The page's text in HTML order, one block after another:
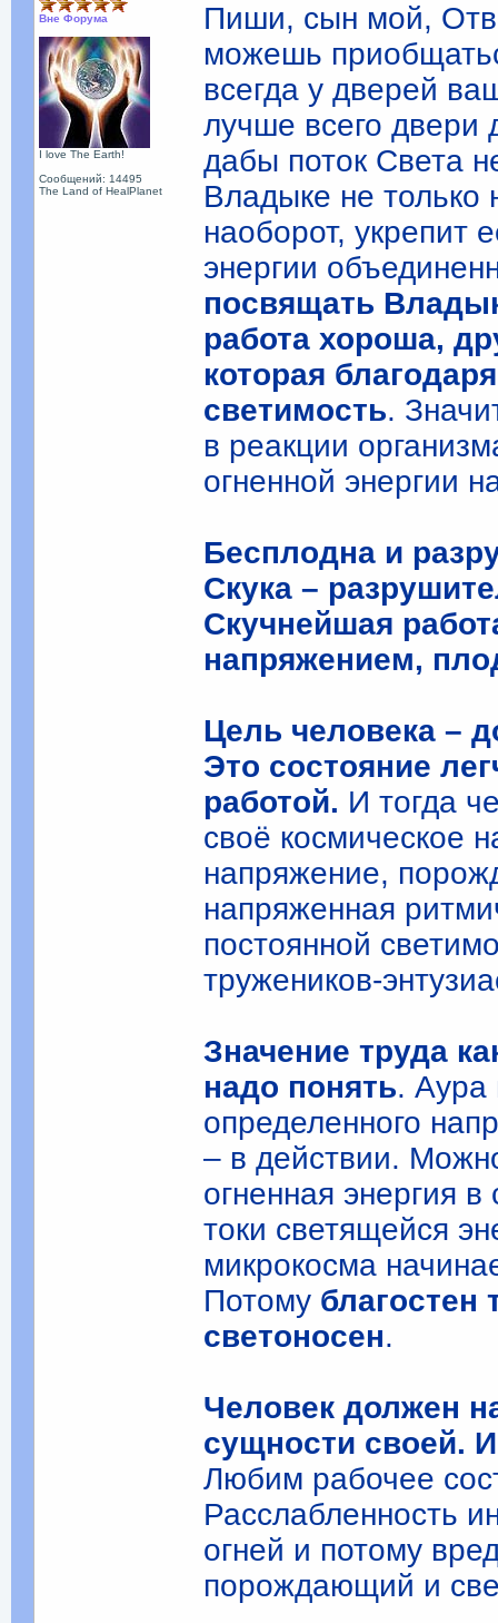
Вне Форума
I love The Earth!
Сообщений: 14495
The Land of HealPlanet
Пиши, сын мой,
можешь
всегда у дверей
лучше всего двери
дабы поток Света
Владыке не только
наоборот, укрепит
энергии
посвящать
работа хороша,
которая
светимость.
в реакции
огненной энергии
Бесплодна и
Скука –
Скучнейшая
напряжением,
Цель человека –
Это состояние
работой. И тогда
своё космическое
напряжение,
напряженная
постоянной
тружеников-
Значение труда
надо понять. Аура
определенного
– в действии.
огненная энергия
токи светящейся
микрокосма
Потому благостен
светоносен.
Человек должен
сущности своей.
Любим рабочее
Расслабленность
огней и потому
порождающий и